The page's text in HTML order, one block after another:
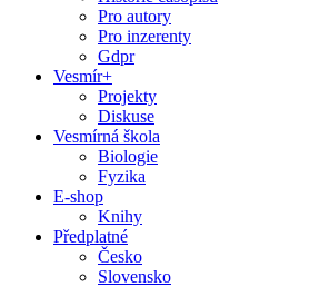
Pro autory
Pro inzerenty
Gdpr
Vesmír+
Projekty
Diskuse
Vesmírná škola
Biologie
Fyzika
E-shop
Knihy
Předplatné
Česko
Slovensko